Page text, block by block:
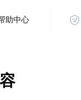
助中心